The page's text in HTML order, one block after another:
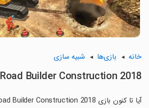
خانه بازی‌ها شبیه سازی
Road Builder Construction 2018